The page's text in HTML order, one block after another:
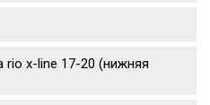
rio x-line 17-20 (нижняя